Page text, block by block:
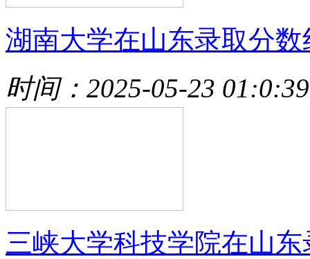
湖南大学在山东录取分数
时间：2025-05-23 01:0:39
三峡大学科技学院在山东